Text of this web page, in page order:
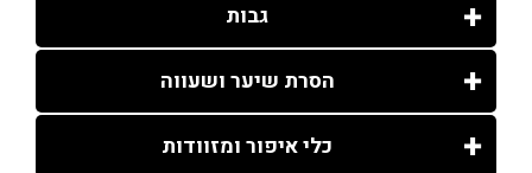
גבות
הסרת שיער ושעווה
כלי איפור ומזוודות